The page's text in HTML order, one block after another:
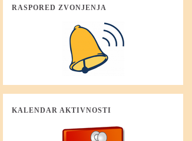
RASPORED ZVONJENJA
KALENDAR AKTIVNOSTI